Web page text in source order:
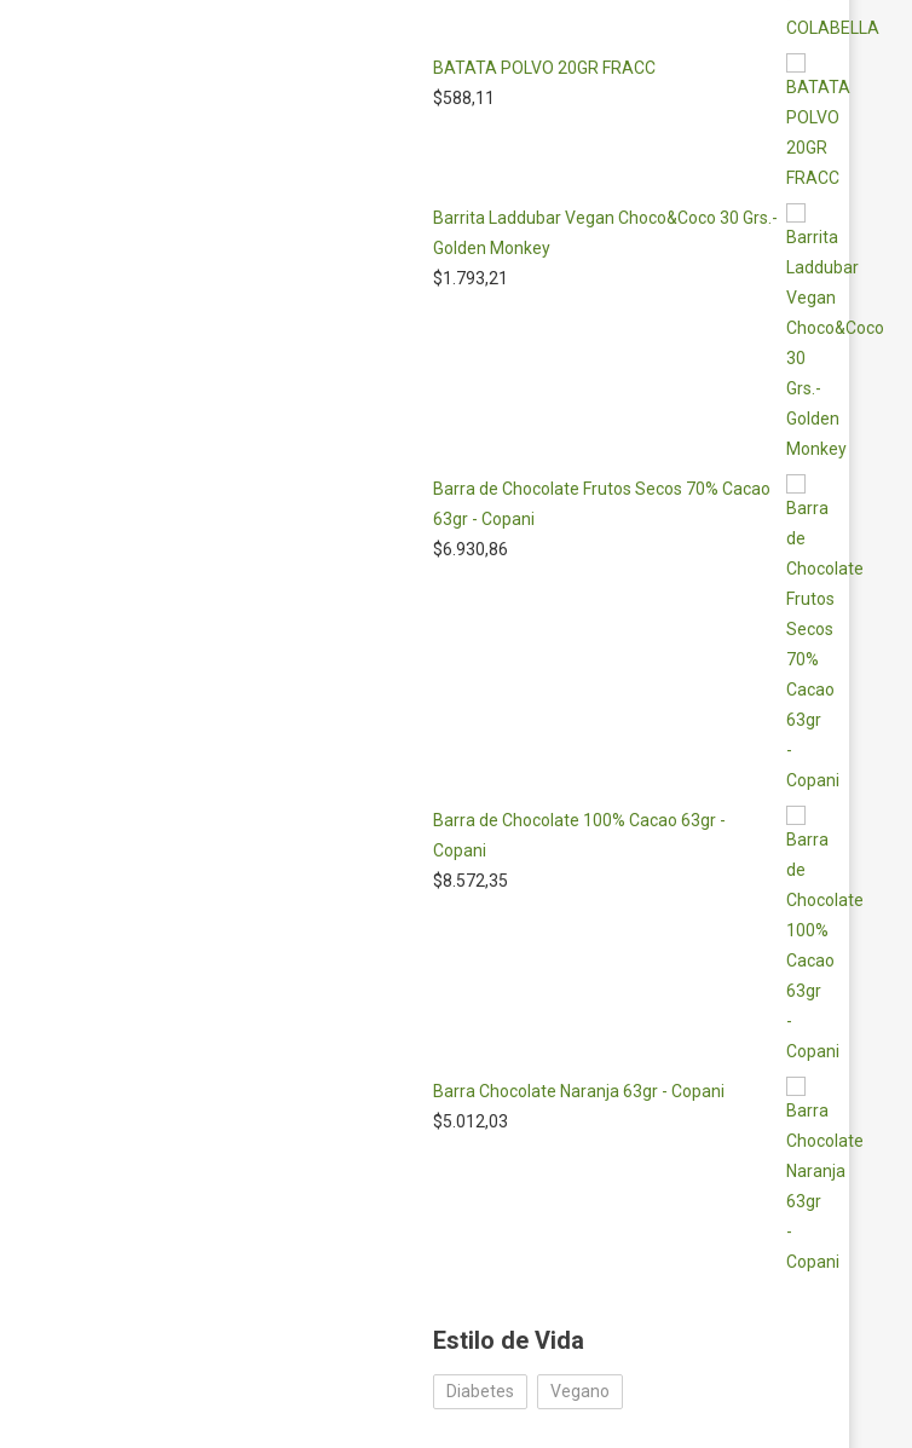
BATATA POLVO 20GR FRACC
$588,11
Barrita Laddubar Vegan Choco&Coco 30 Grs.-
Golden Monkey
$1.793,21
Barra de Chocolate Frutos Secos 70% Cacao
63gr - Copani
$6.930,86
Barra de Chocolate 100% Cacao 63gr -
Copani
$8.572,35
Barra Chocolate Naranja 63gr - Copani
$5.012,03
Estilo de Vida
Diabetes Vegano